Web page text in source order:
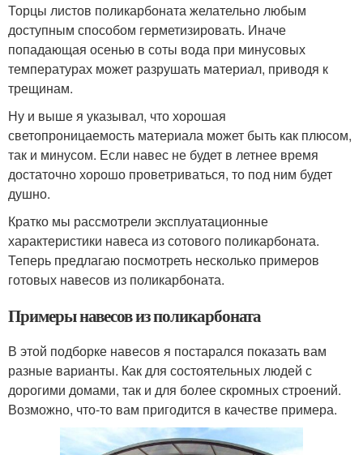
Торцы листов поликарбоната желательно любым
доступным способом герметизировать. Иначе
попадающая осенью в соты вода при минусовых
температурах может разрушать материал, приводя к
трещинам.
Ну и выше я указывал, что хорошая
светопроницаемость материала может быть как плюсом,
так и минусом. Если навес не будет в летнее время
достаточно хорошо проветриваться, то под ним будет
душно.
Кратко мы рассмотрели эксплуатационные
характеристики навеса из сотового поликарбоната.
Теперь предлагаю посмотреть несколько примеров
готовых навесов из поликарбоната.
Примеры навесов из поликарбоната
В этой подборке навесов я постарался показать вам
разные варианты. Как для состоятельных людей с
дорогими домами, так и для более скромных строений.
Возможно, что-то вам пригодится в качестве примера.